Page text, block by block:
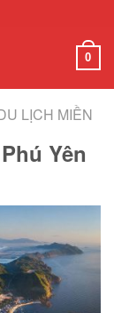
0
LỊCH MIỀN
Yên